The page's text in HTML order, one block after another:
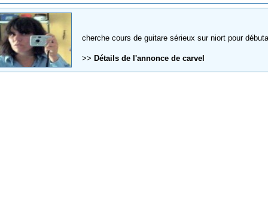
cherche cours de guitare sérieux sur niort pour
>> Détails de l'annonce de carvel